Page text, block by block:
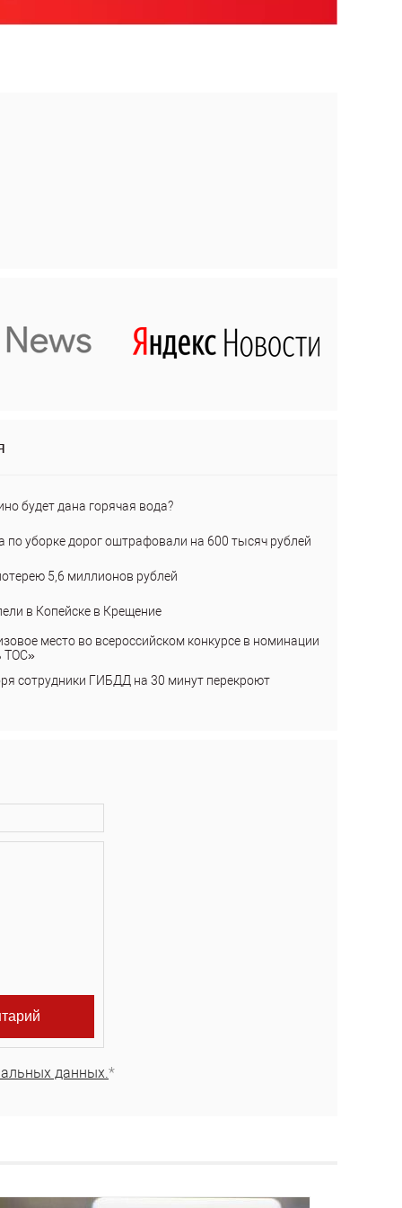
будет дана горячая вода?
по уборке дорог оштрафовали на 600 тысяч рублей
5,6 миллионов рублей
в Копейске в Крещение
место во всероссийском конкурсе в номинации
ТОС»
сотрудники ГИБДД на 30 минут перекроют
данных.*